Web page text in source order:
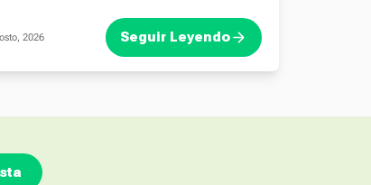
2026 Seguir Leyendo